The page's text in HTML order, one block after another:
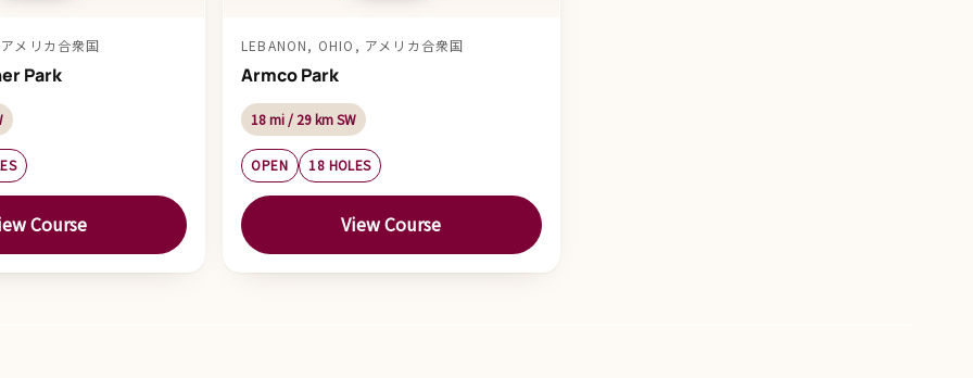
メリカ合衆国
Park
Course
LEBANON, OHIO, アメリカ合衆国
Armco Park
18 mi / 29 km SW
OPEN 18 HOLES
View Course